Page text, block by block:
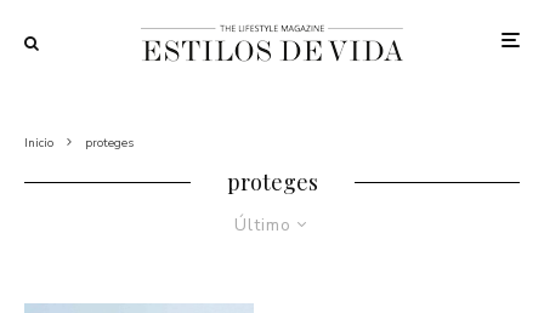
Inicio proteges
proteges
Último